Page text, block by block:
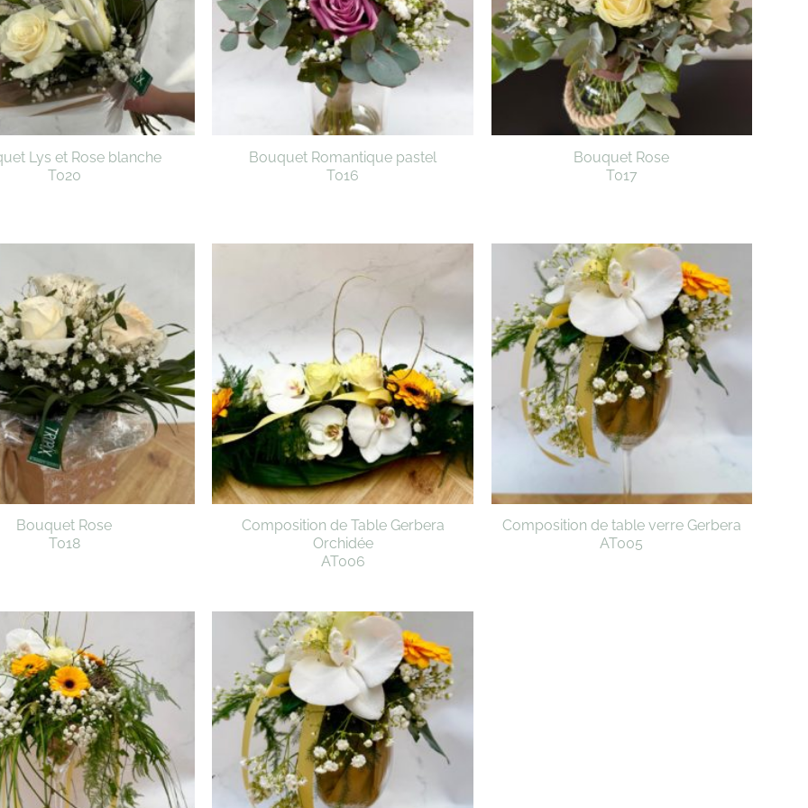
Lys et Rose blanche
T020
Bouquet Romantique pastel
T016
Bouquet Rose
T017
Bouquet Rose
T018
Composition de Table Gerbera
Orchidée
AT006
Composition de table verre Gerbera
AT005